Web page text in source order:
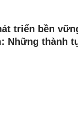
triển bền
Những thành